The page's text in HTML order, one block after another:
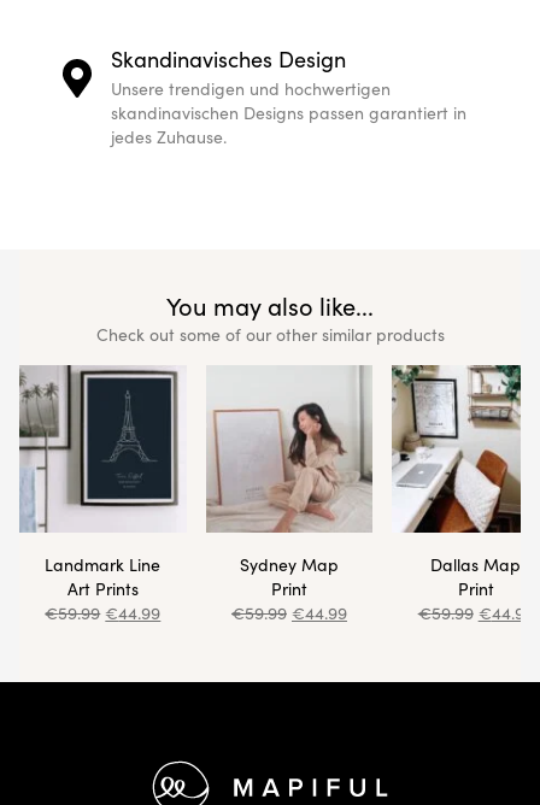
Skandinavisches Design
Unsere trendigen und hochwertigen
skandinavischen Designs passen garantiert in
jedes Zuhause.
You may also like...
Check out some of our other similar products
Landmark Line
Art Prints
€59.99 €44.99
Sydney Map
Print
€59.99 €44.99
Dallas Map
Print
€59.99 €44.99